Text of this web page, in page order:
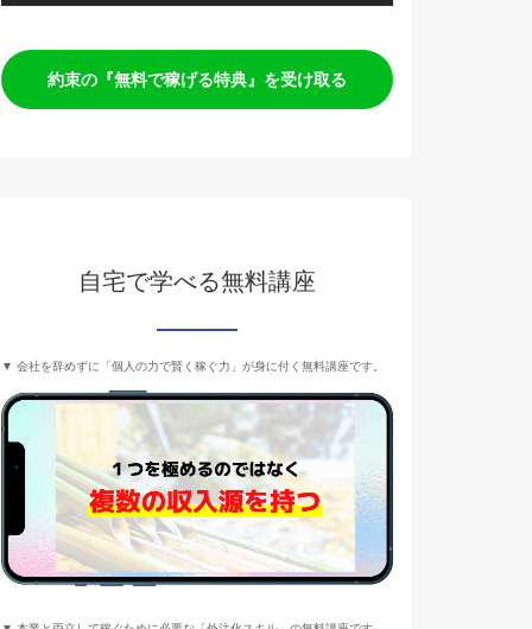
約束の『無料で稼げる特典』を受け取る
自宅で学べる無料講座
▼ 会社を辞めずに「個人の力で賢く稼ぐ力」が身に付く無料講座です。